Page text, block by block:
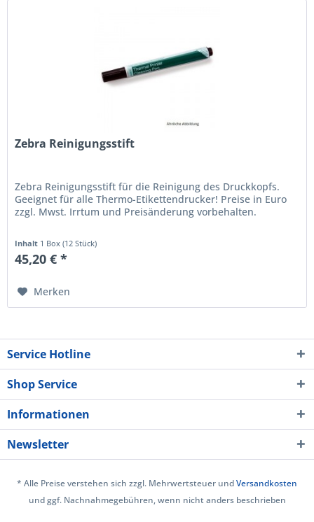
Zebra Reinigungsstift
Zebra Reinigungsstift für die Reinigung des Druckkopfs.
Geeignet für alle Thermo-Etikettendrucker! Preise in Euro
zzgl. Mwst. Irrtum und Preisänderung vorbehalten.
Inhalt 1 Box (12 Stück)
45,20 € *
Merken
Service Hotline
Shop Service
Informationen
Newsletter
* Alle Preise verstehen sich zzgl. Mehrwertsteuer undVersandkosten
und ggf. Nachnahmegebühren, wenn nicht anders beschrieben